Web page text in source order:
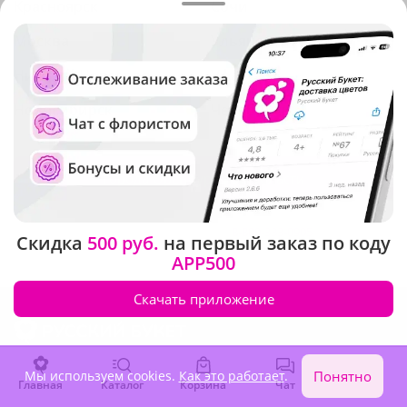
Нижний Новгород
Новосибирск
Сочи
Ульяновск
Уфа
Челябинск
Города Оренбургской области
Не нашли нужный город?
Доставка цветов по России и Миру
Адрес
Главная Каталог Корзина Чат Войти
Скидка 500 руб. на первый заказ по коду
APP500
Скачать приложение
Мы используем cookies. Как это работает. Понятно